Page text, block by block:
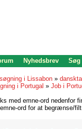
Nyhedsbrev Søg
i Lissabon »
i Portugal » Job i
med emne-ord nedenfor
ord for at begrænse/